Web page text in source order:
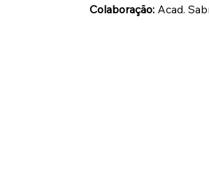
Colaboração: Acad.